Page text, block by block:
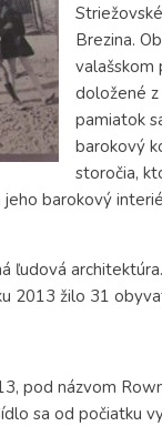
Brezina.
valašskom
doložené
pamiatok
barokový
storočia,
barokový
ľudová
2013 žilo 31
pod názvom
sa od počiatku